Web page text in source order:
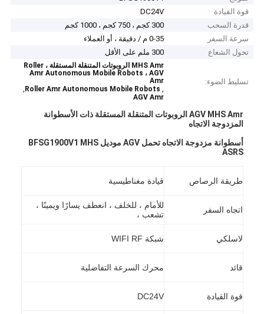
قوة القيادة
DC24V
قدرة السحب
300 كجم ، 750 كجم ، 1000 كجم
سرعة السفر
0-35 م / دقيقة ، أو العملاء
تحول الشعاع
300 ملم على الأقل
تسليط الضوء:
MHS Amr الروبوتات المتنقلة المستقلة ، Roller
Amr Autonomous Mobile Robots ، AGV
Amr
,
Roller Amr Autonomous Mobile Robots
,
AGV Amr
AGV MHS Amr الروبوتات المتنقلة المستقلة ذات الأسطوانة
المزدوجة الاتجاه
أسطوانة مزدوجة الاتجاه تحمل AGV موديل BFSG1900V1 MHS
ASRS
طريقة الرصاص قيادة مغناطيسية
اتجاه السفر
للأمام ، للخلف ، انعطف يسارًا ويمينًا ،
تشعب ،
لاسلكي شبكة WIFI RF
قائد محرك السرعة التفاضلية
قوة القيادة DC24V